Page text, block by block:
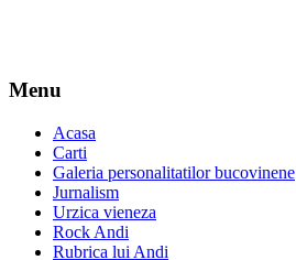
Menu
Acasa
Carti
Galeria personalitatilor bucovinene
Jurnalism
Urzica vieneza
Rock Andi
Rubrica lui Andi